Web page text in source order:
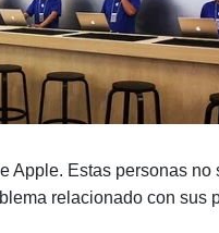
Apple. Estas personas
relacionado con sus